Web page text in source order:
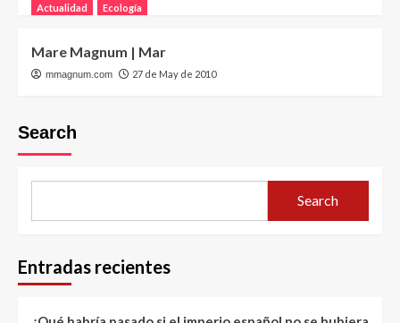
Actualidad Ecología
Mare Magnum | Mar
mmagnum.com 27 de May de 2010
Search
Search
Entradas recientes